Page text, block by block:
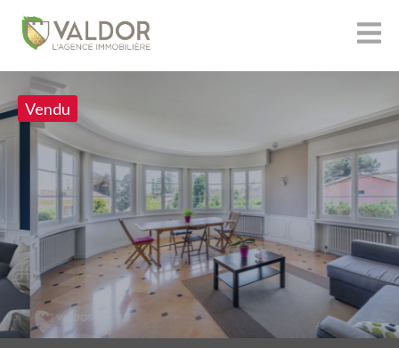
Vendu